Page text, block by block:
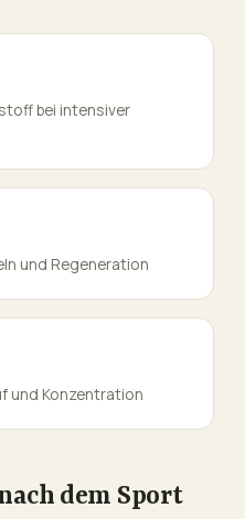
bei intensiver
und Regeneration
und Konzentration
dem Sport